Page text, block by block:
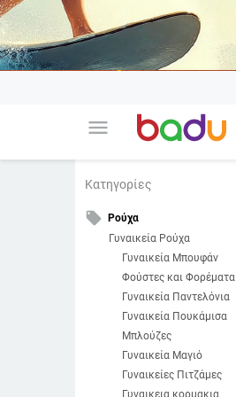
menu
Κατηγορίες
local_offer
Ρούχα
Γυναικεία Ρούχα
Γυναικεία Μπουφάν
Φούστες και Φορέματα
Γυναικεία Παντελόνια
Γυναικεία Πουκάμισα
Μπλούζες
Γυναικεία Μαγιό
Γυναικείες Πιτζάμες
Γυναικεια κορμακια